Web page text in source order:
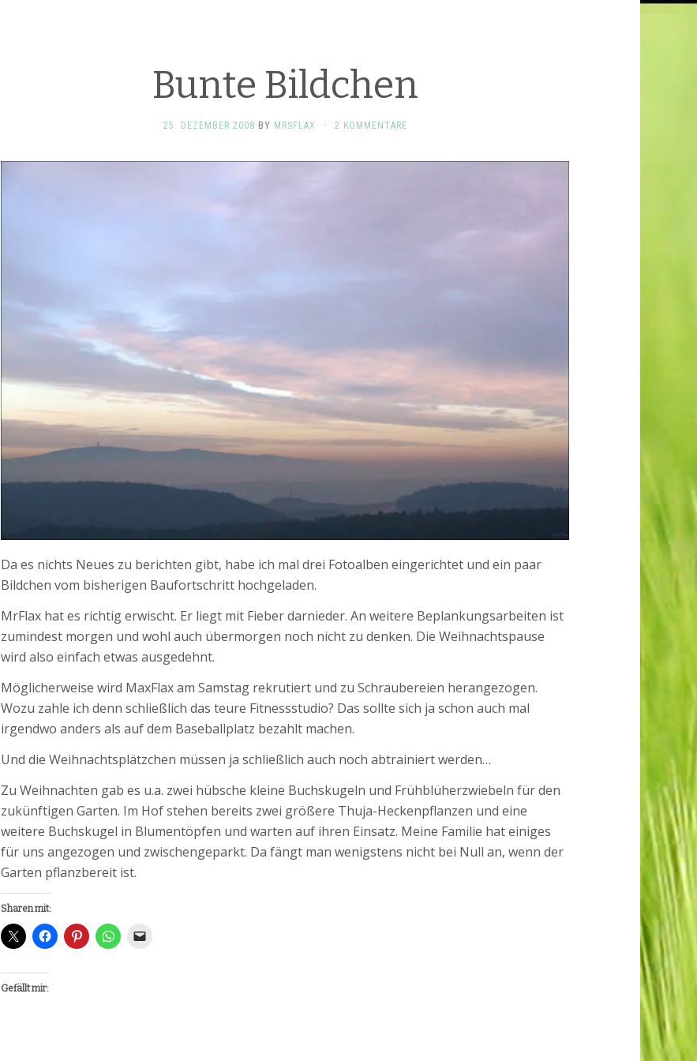
Bunte Bildchen
25. DEZEMBER 2008 BY MRSFLAX · 2 KOMMENTARE
Da es nichts Neues zu berichten gibt, habe ich mal drei Fotoalben eingerichtet und ein paar
Bildchen vom bisherigen Baufortschritt hochgeladen.
MrFlax hat es richtig erwischt. Er liegt mit Fieber darnieder. An weitere Beplankungsarbeiten ist
zumindest morgen und wohl auch übermorgen noch nicht zu denken. Die Weihnachtspause
wird also einfach etwas ausgedehnt.
Möglicherweise wird MaxFlax am Samstag rekrutiert und zu Schraubereien herangezogen.
Wozu zahle ich denn schließlich das teure Fitnessstudio? Das sollte sich ja schon auch mal
irgendwo anders als auf dem Baseballplatz bezahlt machen.
Und die Weihnachtsplätzchen müssen ja schließlich auch noch abtrainiert werden…
Zu Weihnachten gab es u.a. zwei hübsche kleine Buchskugeln und Frühblüherzwiebeln für den
zukünftigen Garten. Im Hof stehen bereits zwei größere Thuja-Heckenpflanzen und eine
weitere Buchskugel in Blumentöpfen und warten auf ihren Einsatz. Meine Familie hat einiges
für uns angezogen und zwischengeparkt. Da fängt man wenigstens nicht bei Null an, wenn der
Garten pflanzbereit ist.
Sharen mit:
Gefällt mir: